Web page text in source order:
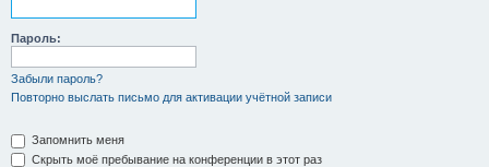
Пароль:
Забыли пароль?
Повторно выслать письмо для активации учётной записи
Запомнить меня
Скрыть моё пребывание на конференции в этот раз